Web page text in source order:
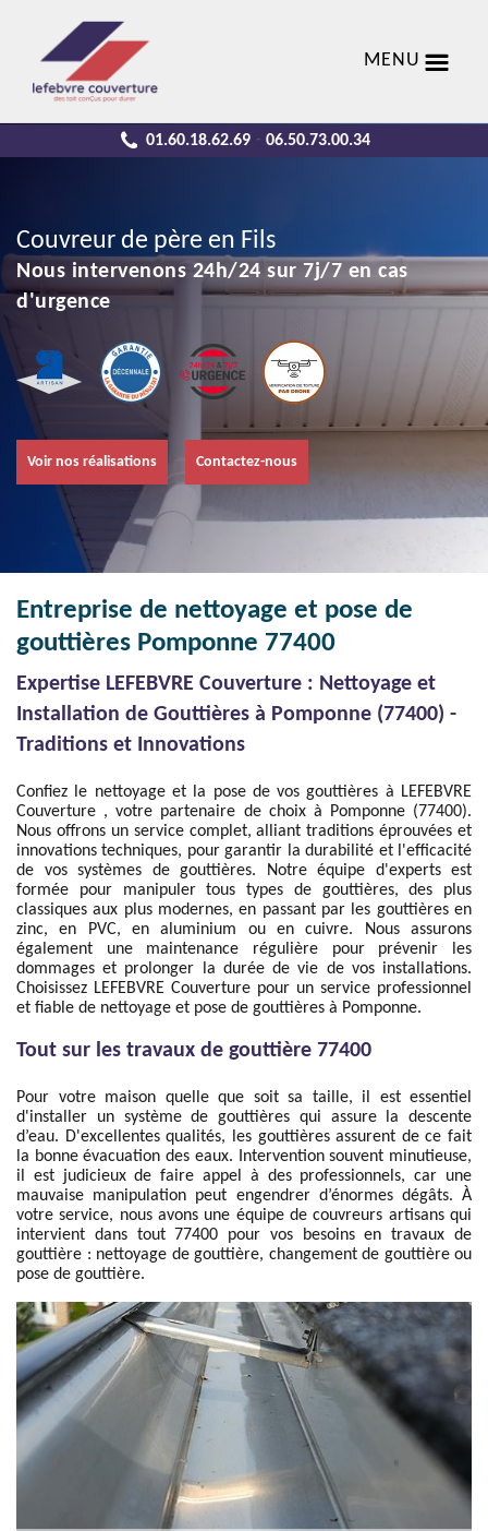
MENU
01.60.18.62.69 - 06.50.73.00.34
Couvreur de père en Fils
Nous intervenons 24h/24 sur 7j/7 en cas
d'urgence
Voir nos réalisations Contactez-nous
Entreprise de nettoyage et pose de
gouttières Pomponne 77400
Expertise LEFEBVRE Couverture : Nettoyage et
Installation de Gouttières à Pomponne (77400) -
Traditions et Innovations
Confiez le nettoyage et la pose de vos gouttières à LEFEBVRE
Couverture , votre partenaire de choix à Pomponne (77400).
Nous offrons un service complet, alliant traditions éprouvées et
innovations techniques, pour garantir la durabilité et l'efficacité
de vos systèmes de gouttières. Notre équipe d'experts est
formée pour manipuler tous types de gouttières, des plus
classiques aux plus modernes, en passant par les gouttières en
zinc, en PVC, en aluminium ou en cuivre. Nous assurons
également une maintenance régulière pour prévenir les
dommages et prolonger la durée de vie de vos installations.
Choisissez LEFEBVRE Couverture pour un service professionnel
et fiable de nettoyage et pose de gouttières à Pomponne.
Tout sur les travaux de gouttière 77400
Pour votre maison quelle que soit sa taille, il est essentiel
d'installer un système de gouttières qui assure la descente
d’eau. D'excellentes qualités, les gouttières assurent de ce fait
la bonne évacuation des eaux. Intervention souvent minutieuse,
il est judicieux de faire appel à des professionnels, car une
mauvaise manipulation peut engendrer d’énormes dégâts. À
votre service, nous avons une équipe de couvreurs artisans qui
intervient dans tout 77400 pour vos besoins en travaux de
gouttière : nettoyage de gouttière, changement de gouttière ou
pose de gouttière.